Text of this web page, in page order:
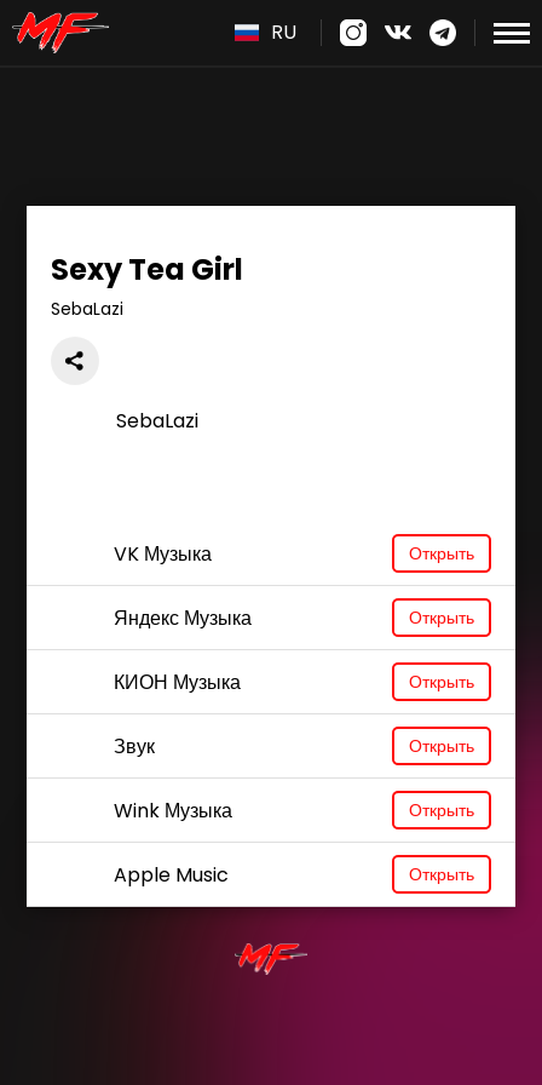
RU
Sexy Tea Girl
SebaLazi
SebaLazi
VK Музыка Открыть
Яндекс Музыка Открыть
КИОН Музыка Открыть
Звук Открыть
Wink Музыка Открыть
Apple Music Открыть